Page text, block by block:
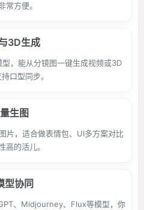
常方便。
3D生成
，能从分镜图一键生成视频或3D
口型同步。
生图
片，适合做表情包、UI多方案对比
高的活儿。
型协同
、Midjourney、Flux等模型，你